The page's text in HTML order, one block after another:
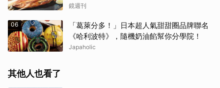
鏡週刊
06
「葛萊分多！」日本超人氣甜甜圈品牌聯名
《哈利波特》，隨機奶油餡幫你分學院！
Japaholic
其他人也看了